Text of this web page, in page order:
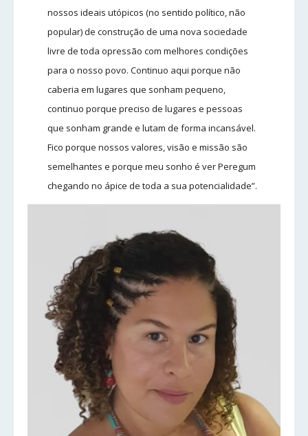
nossos ideais utópicos (no sentido político, não
popular) de construção de uma nova sociedade
livre de toda opressão com melhores condições
para o nosso povo. Continuo aqui porque não
caberia em lugares que sonham pequeno,
continuo porque preciso de lugares e pessoas
que sonham grande e lutam de forma incansável.
Fico porque nossos valores, visão e missão são
semelhantes e porque meu sonho é ver Peregum
chegando no ápice de toda a sua potencialidade”.